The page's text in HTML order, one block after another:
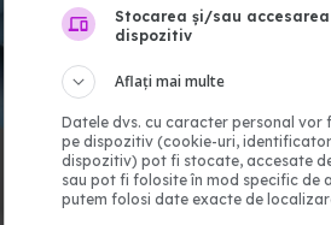
Stocarea și/sau
dispozitiv
Aflați mai multe
Datele dvs. cu caracter personal
pe dispozitiv (cookie-uri,
dispozitiv) pot fi stocate, accesate
sau pot fi folosite în mod specific de
putem folosi date exacte de